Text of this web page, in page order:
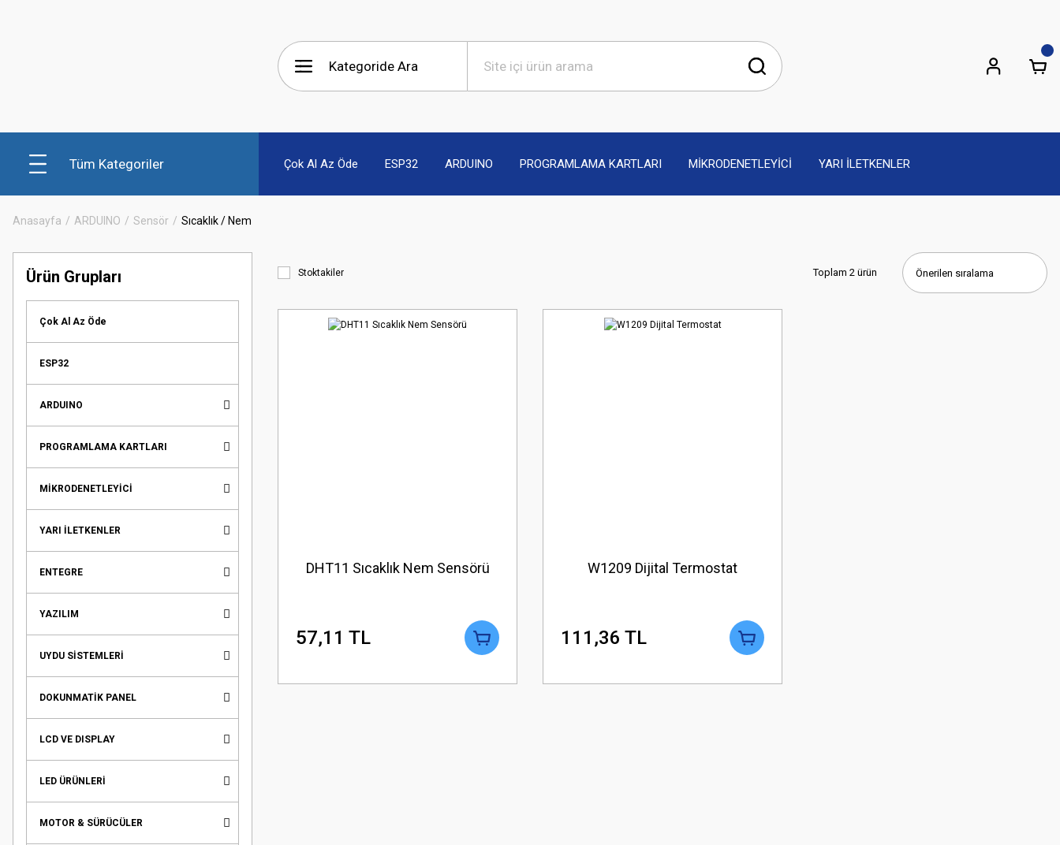
Tüm Kategoriler Çok Al Az Öde ESP32 ARDUINO PROGRAMLAMA KARTLARI MİKRODENETLEYİCİ YARI İLETKENLER
Anasayfa ARDUINO Sensör Sıcaklık / Nem
Ürün Grupları
Çok Al Az Öde
ESP32
ARDUINO
PROGRAMLAMA KARTLARI
MİKRODENETLEYİCİ
YARI İLETKENLER
ENTEGRE
YAZILIM
UYDU SİSTEMLERİ
DOKUNMATİK PANEL
LCD VE DISPLAY
LED ÜRÜNLERİ
MOTOR & SÜRÜCÜLER
Stoktakiler Toplam 2 ürün
DHT11 Sıcaklık Nem Sensörü
57,11 TL
W1209 Dijital Termostat
111,36 TL